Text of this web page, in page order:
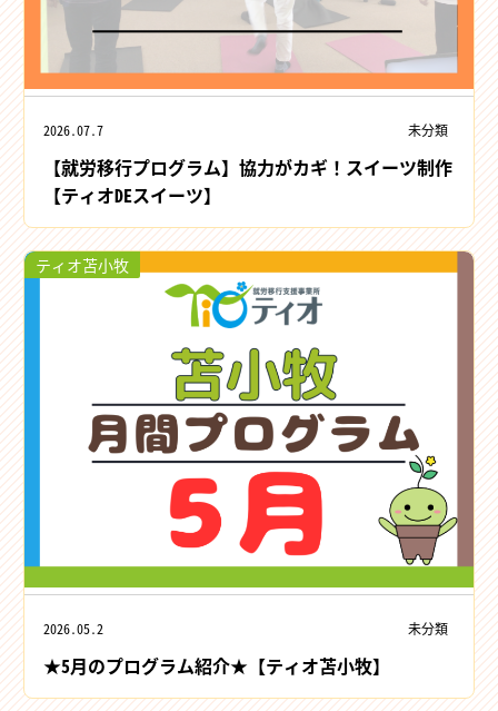
2026.07.7 未分類
【就労移行プログラム】協力がカギ！スイーツ制作
【ティオDEスイーツ】
ティオ苫小牧
2026.05.2 未分類
★5月のプログラム紹介★【ティオ苫小牧】